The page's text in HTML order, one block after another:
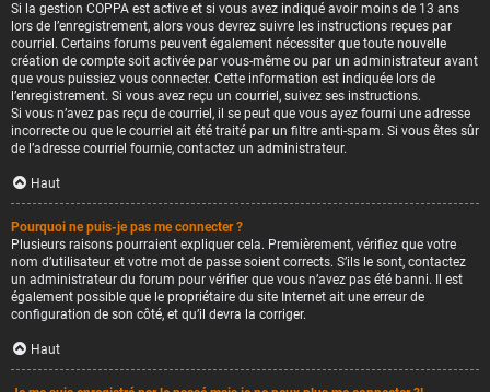
Si la gestion COPPA est active et si vous avez indiqué avoir moins de 13 ans
lors de l’enregistrement, alors vous devrez suivre les instructions reçues par
courriel. Certains forums peuvent également nécessiter que toute nouvelle
création de compte soit activée par vous-même ou par un administrateur avant
que vous puissiez vous connecter. Cette information est indiquée lors de
l’enregistrement. Si vous avez reçu un courriel, suivez ses instructions.
Si vous n’avez pas reçu de courriel, il se peut que vous ayez fourni une adresse
incorrecte ou que le courriel ait été traité par un filtre anti-spam. Si vous êtes sûr
de l’adresse courriel fournie, contactez un administrateur.
Haut
Pourquoi ne puis-je pas me connecter ?
Plusieurs raisons pourraient expliquer cela. Premièrement, vérifiez que votre
nom d’utilisateur et votre mot de passe soient corrects. S’ils le sont, contactez
un administrateur du forum pour vérifier que vous n’avez pas été banni. Il est
également possible que le propriétaire du site Internet ait une erreur de
configuration de son côté, et qu’il devra la corriger.
Haut